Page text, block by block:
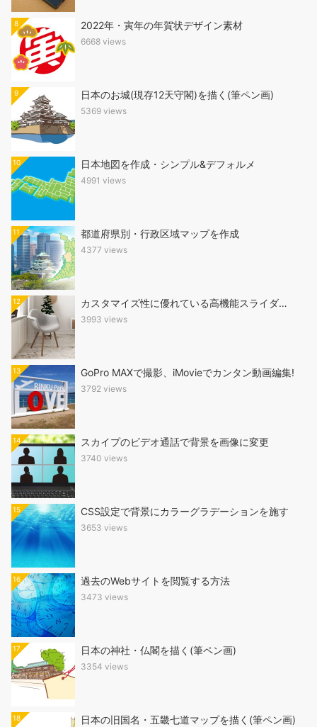
8 2022年・寅年の年賀状デザイン素材
6668 views
9 日本のお城(現存12天守閣)を描く(筆ペン画)
5369 views
10 日本地図を作成・シンプル&デフォルメ
4991 views
11 都道府県別・行政区域マップを作成
4377 views
12 カスタマイズ性に優れている高機能スライダ…
3993 views
13 GoPro MAXで撮影、iMovieでカンタン動画編集!
3792 views
14 スカイプのビデオ通話で背景を画像に変更
3740 views
15 CSS設定で背景にカラーグラデーションを施す
3653 views
16 過去のWebサイトを閲覧する方法
3473 views
17 日本の神社・仏閣を描く(筆ペン画)
3354 views
18 日本の旧国名・五畿七道マップを描く(筆ペン画)